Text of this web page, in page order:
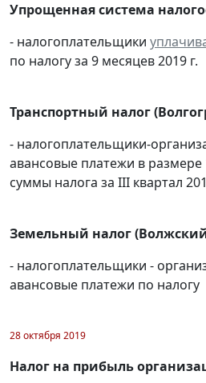
Упрощенная система
- налогоплательщики
по налогу за 9 месяцев 2019 г.
Транспортный налог
- налогоплательщики-
авансовые платежи в размере
суммы налога за III квартал
Земельный налог
- налогоплательщики -
авансовые платежи по налогу
28 октября 2019
Налог на прибыль